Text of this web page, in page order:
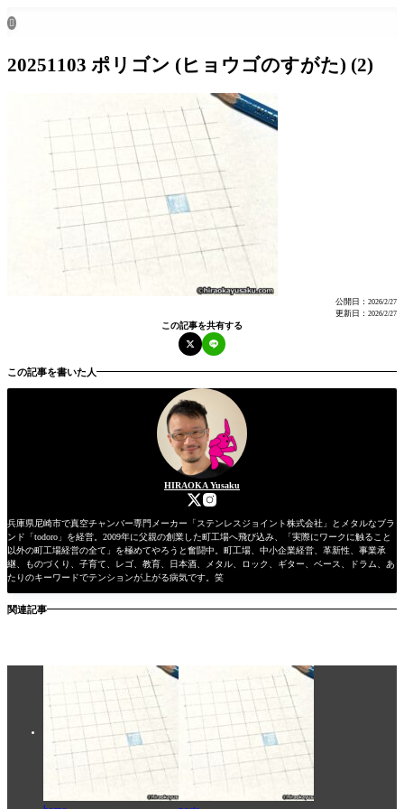

20251103 ポリゴン (ヒョウゴのすがた) (2)
公開日： 2026/2/27
更新日： 2026/2/27
この記事を共有する
この記事を書いた人
HIRAOKA Yusaku
兵庫県尼崎市で真空チャンバー専門メーカー「ステンレスジョイント株式会社」とメタルなブラ
ンド「todoro」を経営。2009年に父親の創業した町工場へ飛び込み、「実際にワークに触ること
以外の町工場経営の全て」を極めてやろうと奮闘中。町工場、中小企業経営、革新性、事業承
継、ものづくり、子育て、レゴ、教育、日本酒、メタル、ロック、ギター、ベース、ドラム、あ
たりのキーワードでテンションが上がる病気です。笑
関連記事